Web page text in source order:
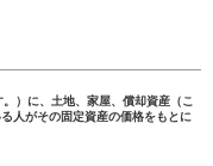
）に、土地、家屋、償却資産（こ
人がその固定資産の価格をもとに